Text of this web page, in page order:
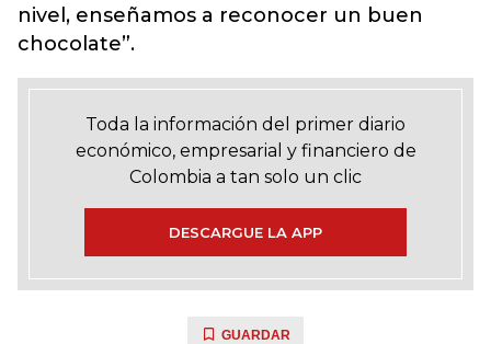
nivel, enseñamos a reconocer un buen
chocolate”.
Toda la información del primer diario
económico, empresarial y financiero de
Colombia a tan solo un clic
DESCARGUE LA APP
GUARDAR